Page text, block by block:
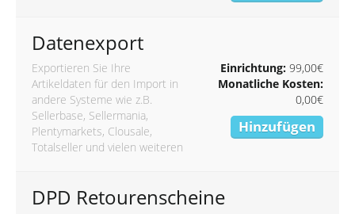
Datenexport
Exportieren Sie Ihre
Artikeldaten für den Import in
andere Systeme wie z.B.
Sellerbase, Sellermania,
Plentymarkets, Clousale,
Totalseller und vielen weiteren
Einrichtung:99,00€
Monatliche Kosten:
0,00€
Hinzufügen
DPD Retourenscheine